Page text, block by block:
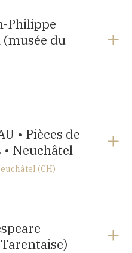
42400 St Chamond
Philippe
(musée du
• Pièces de
Neuchâtel
(CH)
2000 Neuchâtel